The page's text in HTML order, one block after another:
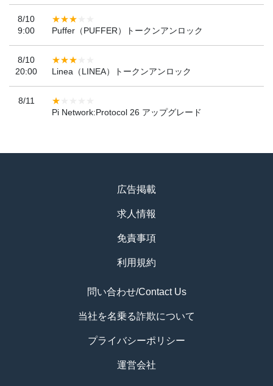
8/10
9:00
Puffer（PUFFER）トークンアンロック
8/10
20:00
Linea（LINEA）トークンアンロック
8/11
Pi Network:Protocol 26 アップグレード
広告掲載
求人情報
免責事項
利用規約
問い合わせ/Contact Us
当社を名乗る詐欺について
プライバシーポリシー
運営会社